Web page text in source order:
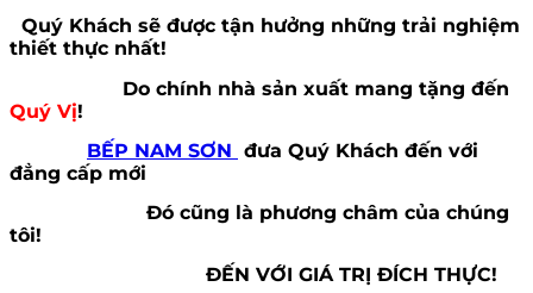
Quý Khách sẽ được tận hưởng những trải nghiệm
thiết thực nhất!
Do chính nhà sản xuất mang tặng đến
Quý Vị!
BẾP NAM SƠN đưa Quý Khách đến với
đẳng cấp mới
Đó cũng là phương châm của chúng
tôi!
ĐẾN VỚI GIÁ TRỊ ĐÍCH THỰC!